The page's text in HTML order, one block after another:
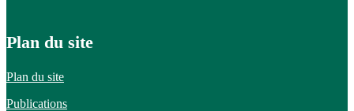
Plan du site
Plan du site
Publications